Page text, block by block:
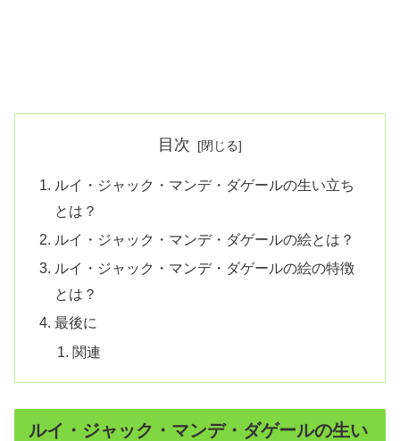
目次
ルイ・ジャック・マンデ・ダゲールの生い立ち
とは？
ルイ・ジャック・マンデ・ダゲールの絵とは？
ルイ・ジャック・マンデ・ダゲールの絵の特徴
とは？
最後に
関連
ルイ・ジャック・マンデ・ダゲールの生い